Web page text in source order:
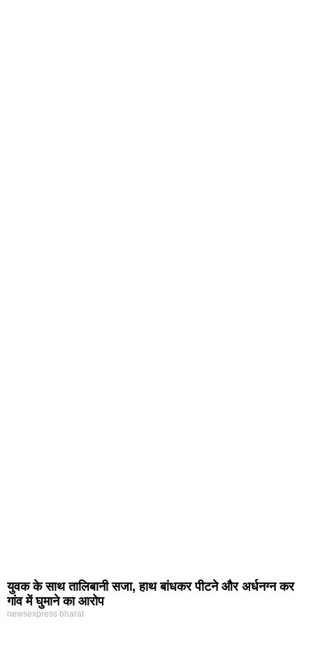
युवक के साथ तालिबानी सजा, हाथ बांधकर पीटने और अर्धनग्न कर
गांव में घुमाने का आरोप
newsexpress bharat